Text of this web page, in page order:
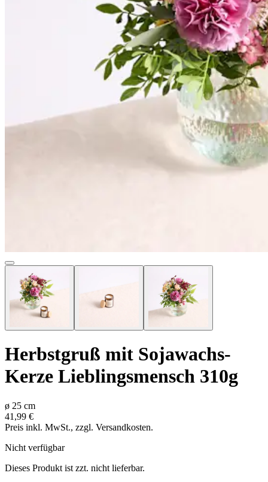
Herbstgruß mit Sojawachs-
Kerze Lieblingsmensch 310g
ø 25 cm
41,99 €
Preis inkl. MwSt., zzgl. Versandkosten.
Nicht verfügbar
Dieses Produkt ist zzt. nicht lieferbar.